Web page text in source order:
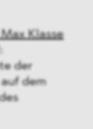
Max Klasse
der
dem